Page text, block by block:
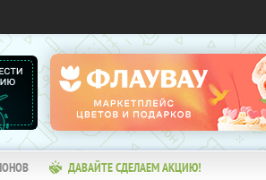
ДАВАЙТЕ СДЕЛАЕМ АКЦИЮ!